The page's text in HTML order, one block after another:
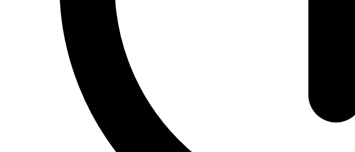
Réaliser l'installation d'un ballon d'eau chaude
Réaliser l'installation d'une nourrice
Réaliser un bouclage d'eau chaude sanitaire
Installer un antibélier
Revoir les techniques d'étanchéité
Connaître les différents systèmes de ventilation
Connaître les méthodes de récupération et de réexploitation de l'eau de pluie
Connaître les règles et les éléments de base de l'alimentation en gaz
Connaître les dispositifs de pompes à chaleur